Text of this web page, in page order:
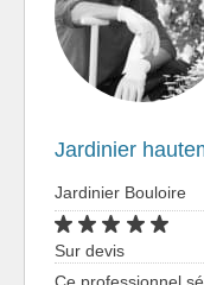
Jardinier
Jardinier Bouloire
Sur devis